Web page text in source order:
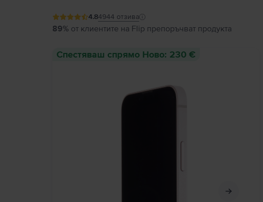
4.84944 отзива
89% от клиентите на Flip препоръчват продукта
Спестяваш спрямо Ново: 230 €